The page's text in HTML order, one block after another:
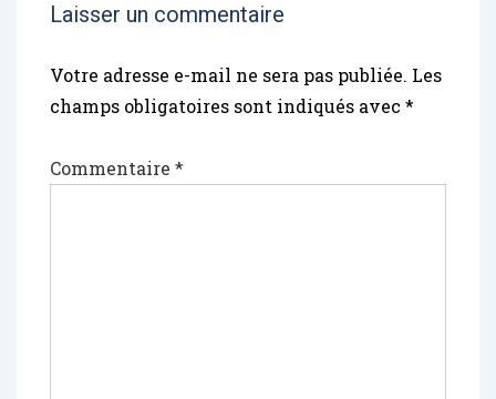
Laisser un commentaire
Votre adresse e-mail ne sera pas publiée. Les
champs obligatoires sont indiqués avec *
Commentaire *